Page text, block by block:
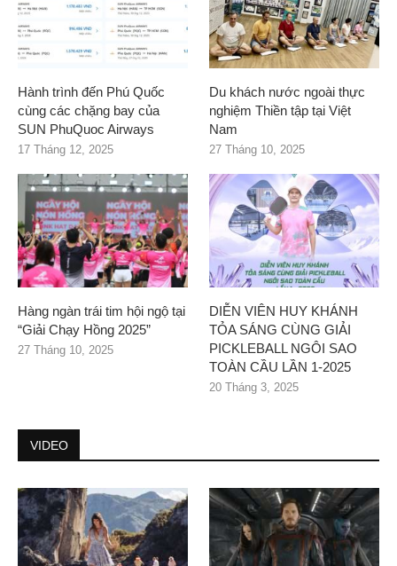
Hành trình đến Phú Quốc
cùng các chặng bay của
SUN PhuQuoc Airways
17 Tháng 12, 2025
Du khách nước ngoài thực
nghiệm Thiền tập tại Việt
Nam
27 Tháng 10, 2025
Hàng ngàn trái tim hội ngộ tại
“Giải Chạy Hồng 2025”
27 Tháng 10, 2025
DIỄN VIÊN HUY KHÁNH
TỎA SÁNG CÙNG GIẢI
PICKLEBALL NGÔI SAO
TOÀN CẦU LẦN 1-2025
20 Tháng 3, 2025
VIDEO